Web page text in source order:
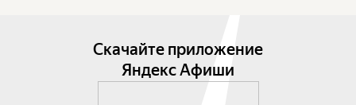
Скачайте приложение
Яндекс Афиши